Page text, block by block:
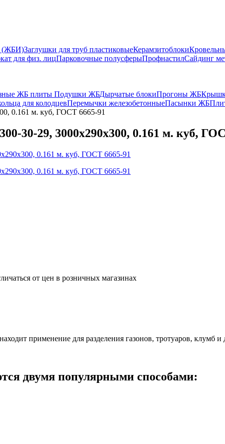
(ЖБИ)Заглушки для труб пластиковыеКерамзитоблоки
для физ. лицПарковочные полусферыПрофнастилСайдинг
ЖБ плиты Подушки ЖБДырчатые блокиПрогоны ЖБ
для колодцевПеремычки железобетонныеПасынки ЖБ
0.161 м. куб, ГОСТ 6665-91
30-29, 3000х290х300, 0.161 м. куб,
от цен в розничных магазинах
применение для разделения газонов, тротуаров, клумб
двумя популярными способами: